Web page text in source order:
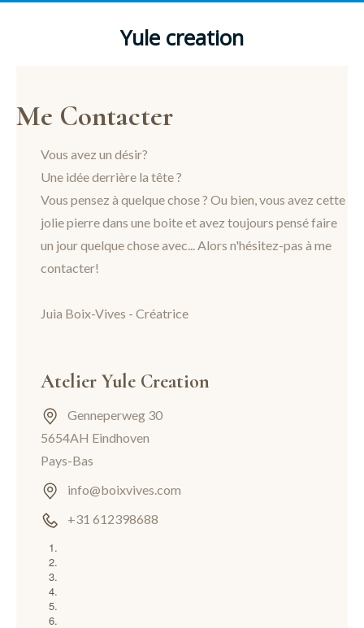
Yule creation
Me Contacter
Vous avez un désir?
Une idée derrière la tête ?
Vous pensez à quelque chose ? Ou bien, vous avez cette
jolie pierre dans une boite et avez toujours pensé faire
un jour quelque chose avec... Alors n'hésitez-pas à me
contacter!
Juia Boix-Vives - Créatrice
Atelier Yule Creation
Genneperweg 30
5654AH Eindhoven
Pays-Bas
info@boixvives.com
+31 612398688